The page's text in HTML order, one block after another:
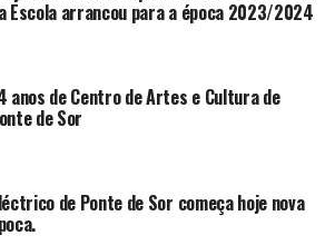
Escola arrancou para a época 2023/2024
anos de Centro de Artes e Cultura de
de Sor
de Ponte de Sor começa hoje nova